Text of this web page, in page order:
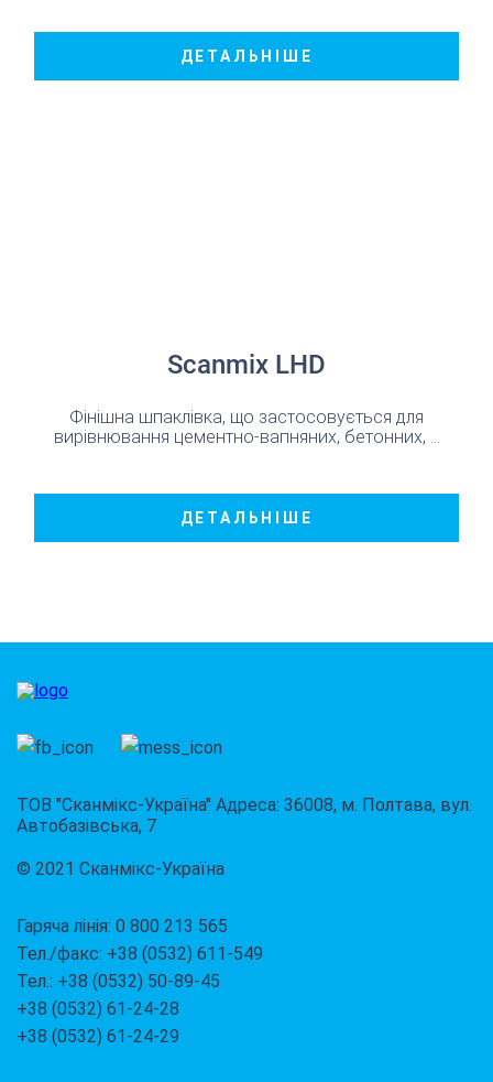
ДЕТАЛЬНІШЕ
Scanmix LHD
Фінішна шпаклівка, що застосовується для
вирівнювання цементно-вапняних, бетонних, ...
ДЕТАЛЬНІШЕ
ТОВ "Сканмікс-Україна" Адреса: 36008, м. Полтава, вул.
Автобазівська, 7
© 2021 Сканмікс-Україна
Гаряча лінія: 0 800 213 565
Тел./факс: +38 (0532) 611-549
Тел.: +38 (0532) 50-89-45
+38 (0532) 61-24-28
+38 (0532) 61-24-29